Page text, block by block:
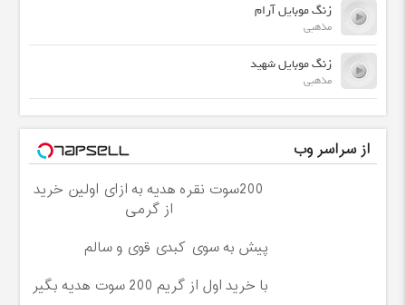
زنگ موبایل آرام
مذهبی
زنگ موبایل شهید
مذهبی
از سراسر وب
200سوت نقره هدیه به ازای اولین خرید
از گرمی
پیش به سوی کبدی قوی و سالم
با خرید اول از گریم 200 سوت هدیه بگیر